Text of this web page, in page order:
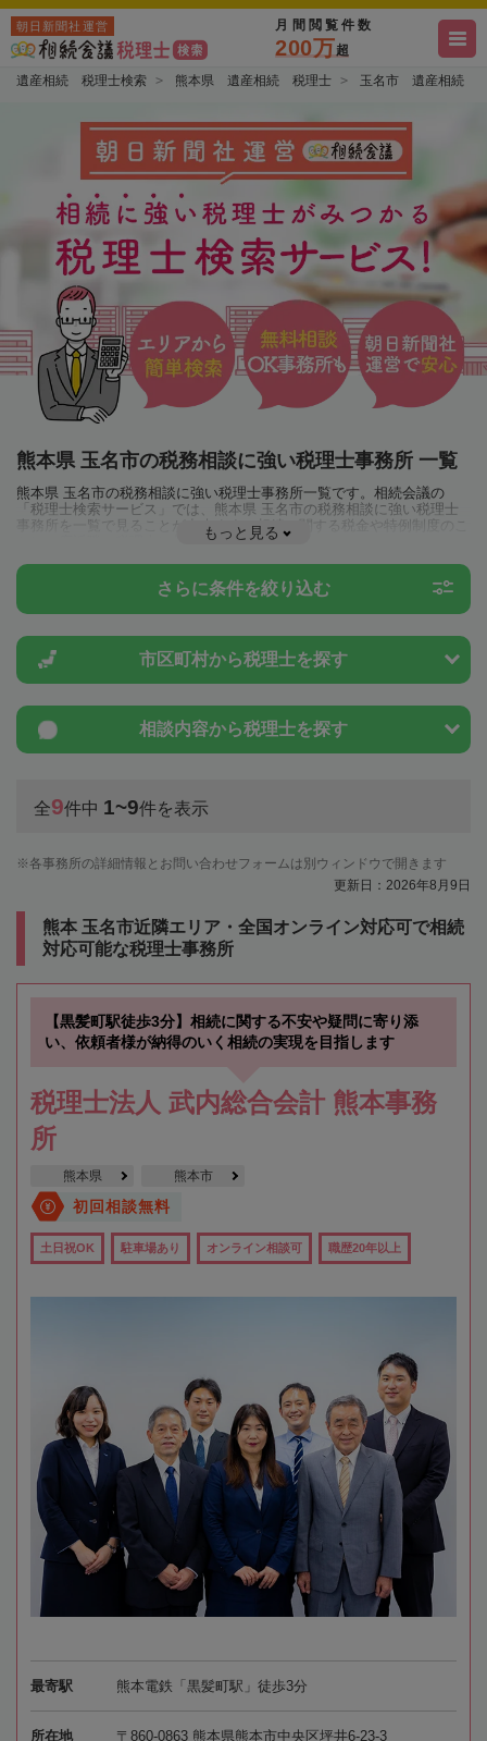
朝日新聞社運営 月間閲覧件数
200万超
遺産相続 税理士検索 熊本県 遺産相続 税理士 玉名市 遺産相続
熊本県 玉名市の税務相談に強い税理士事務所 一覧
熊本県 玉名市の税務相談に強い税理士事務所一覧です。相続会議の
「税理士検索サービス」では、熊本県 玉名市の税務相談に強い税理士
事務所を一覧で見ることが出来ます。相続に関する税金や特例制度のこ
とは一度近隣の税理士に相談してみましょう。
もっと見る
さらに条件を絞り込む
市区町村から税理士を探す
相談内容から税理士を探す
全9件中 1~9件を表示
各事務所の詳細情報とお問い合わせフォームは別ウィンドウで開きます
更新日：2026年8月9日
熊本 玉名市近隣エリア・全国オンライン対応可で相続
対応可能な税理士事務所
【黒髪町駅徒歩3分】相続に関する不安や疑問に寄り添
い、依頼者様が納得のいく相続の実現を目指します
税理士法人 武内総合会計 熊本事務
所
熊本県 熊本市
初回相談無料
土日祝OK 駐車場あり オンライン相談可 職歴20年以上
最寄駅 熊本電鉄「黒髪町駅」徒歩3分
所在地 〒860-0863 熊本県熊本市中央区坪井6-23-3